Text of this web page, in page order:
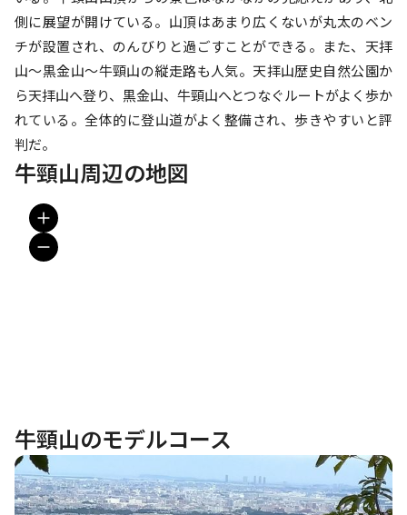
側に展望が開けている。山頂はあまり広くないが丸太のベン
チが設置され、のんびりと過ごすことができる。また、天拝
山〜黒金山〜牛頸山の縦走路も人気。天拝山歴史自然公園か
ら天拝山へ登り、黒金山、牛頸山へとつなぐルートがよく歩か
れている。全体的に登山道がよく整備され、歩きやすいと評
判だ。
牛頸山周辺の地図
牛頸山のモデルコース